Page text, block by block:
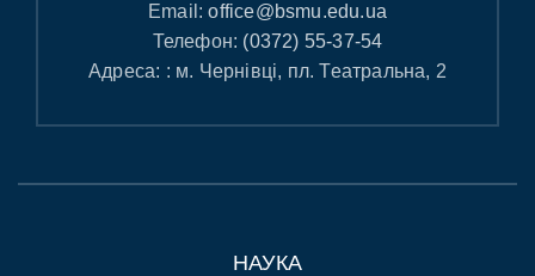
Email:office@bsmu.edu.ua
Телефон: (0372) 55-37-54
Адреса: : м. Чернівці, пл. Театральна, 2
НАУКА